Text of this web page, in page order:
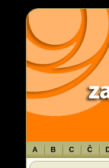
Warning: Use of undefined
content/themes/sablona/
A B C Č